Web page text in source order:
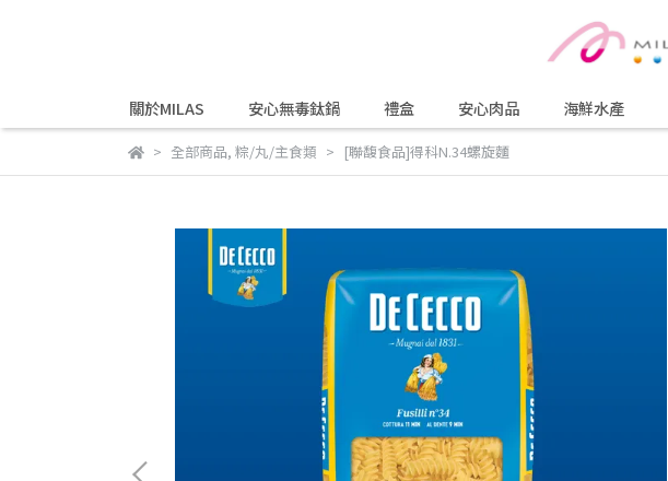
關於MILAS 安心無毒鈦鍋 禮盒 安心肉品 海鮮水產
全部商品, 粽/丸/主食類 [聯馥食品]得科N.34螺旋麵